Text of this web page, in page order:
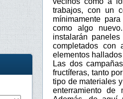
trabajos, con un
mínimamente
como algo
instalarán
completados
elementos
Las dos
fructíferas, tanto
tipo de materiales
enterramiento